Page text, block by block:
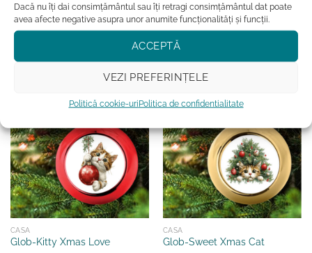
Dacă nu îți dai consimțământul sau îți retragi consimțământul dat poate
avea afecte negative asupra unor anumite funcționalități și funcții.
ACCEPTĂ
VEZI PREFERINȚELE
Politică cookie-uriPolitica de confidentialitate
ADAUGĂ ÎN COȘ
Acest
are
pot
fi
alese
în
pagina
produsului.
ADAUGĂ ÎN COȘ
Acest
produs
are
mai
variații.
pot
fi
alese
în
pagina
produsului.
CASA
Glob-Kitty Xmas Love
CASA
Glob-Sweet Xmas Cat